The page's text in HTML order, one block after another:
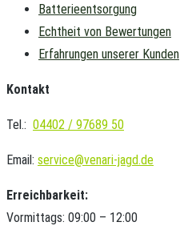
Batterieentsorgung
Echtheit von Bewertungen
Erfahrungen unserer Kunden
Kontakt
Tel.: 04402 / 97689 50
Email: service@venari-jagd.de
Erreichbarkeit:
Vormittags: 09:00 – 12:00